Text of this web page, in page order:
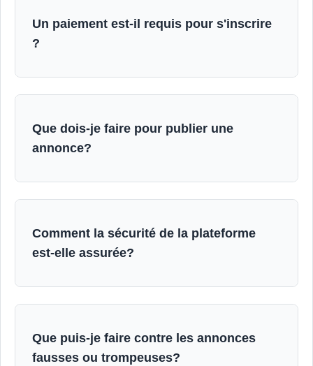
Un paiement est-il requis pour s'inscrire
?
Que dois-je faire pour publier une
annonce?
Comment la sécurité de la plateforme
est-elle assurée?
Que puis-je faire contre les annonces
fausses ou trompeuses?